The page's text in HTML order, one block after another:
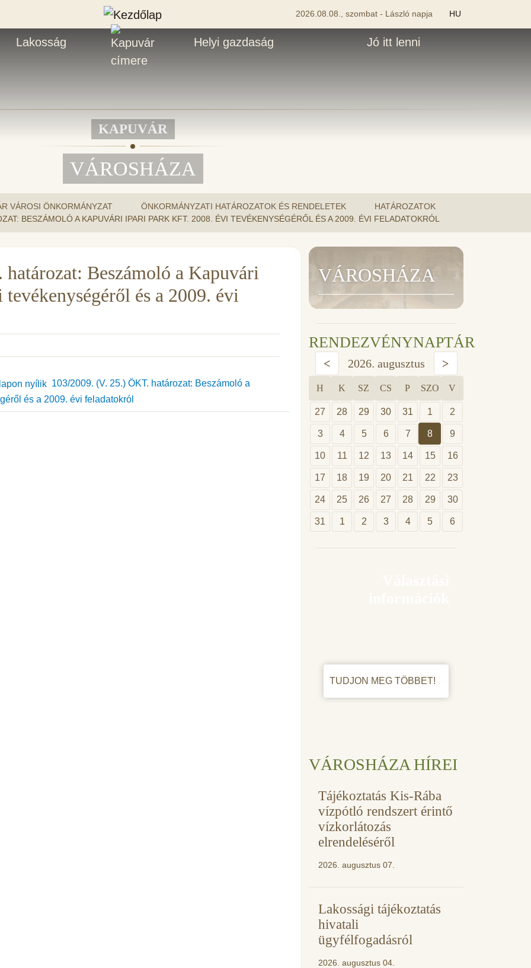
2026.08.08., szombat - László napja HU
Lakosság Helyi gazdaság Jó itt lenni
KAPUVÁR
VÁROSHÁZA
VÁROSI ÖNKORMÁNYZAT ÖNKORMÁNYZATI HATÁROZATOK ÉS RENDELETEK
HATÁROZATOK
BESZÁMOLÓ A KAPUVÁRI IPARI PARK KFT. 2008. ÉVI TEVÉKENYSÉGÉRŐL ÉS A 2009. ÉVI FELADATOKRÓL
Beszámoló a Kapuvári
és a 2009. évi
103/2009. (V. 25.) ÖKT. határozat: Beszámoló a
és a 2009. évi feladatokról
VÁROSHÁZA
RENDEZVÉNYNAPTÁR
< 2026. augusztus >
H K SZ CS P SZO V
27 28 29 30 31 1 2
3 4 5 6 7 8 9
10 11 12 13 14 15 16
17 18 19 20 21 22 23
24 25 26 27 28 29 30
31 1 2 3 4 5 6
TUDJON MEG TÖBBET!
VÁROSHÁZA HÍREI
Tájékoztatás Kis-Rába
vízpótló rendszert érintő
vízkorlátozás
elrendeléséről
2026. augusztus 07.
Lakossági tájékoztatás
hivatali
ügyfélfogadásról
2026. augusztus 04.